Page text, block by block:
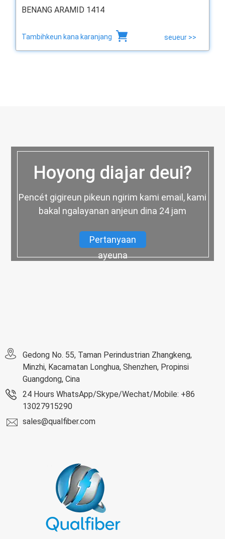
BENANG ARAMID 1414
Tambihkeun kana karanjang seueur >>
Hoyong diajar deui?
Pencét gigireun pikeun ngirim kami email, kami
bakal ngalayanan anjeun dina 24 jam
Pertanyaan
ayeuna
Gedong No. 55, Taman Perindustrian Zhangkeng,
Minzhi, Kacamatan Longhua, Shenzhen, Propinsi
Guangdong, Cina
24 Hours WhatsApp/Skype/Wechat/Mobile: +86
13027915290
sales@qualfiber.com